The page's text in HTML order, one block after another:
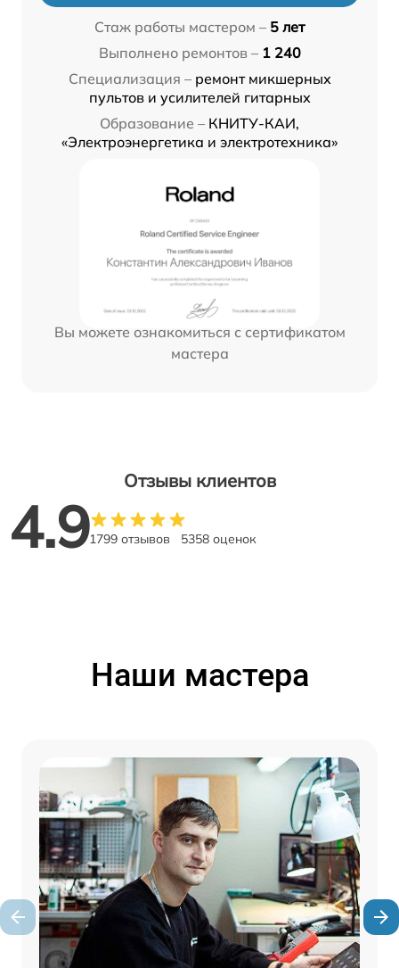
Стаж работы мастером – 5 лет
Выполнено ремонтов – 1 240
Специализация – ремонт микшерных
пультов и усилителей гитарных
Образование – КНИТУ-КАИ,
«Электроэнергетика и электротехника»
Вы можете ознакомиться с сертификатом
мастера
Отзывы клиентов
4.91799 отзывов 5358 оценок
Наши мастера